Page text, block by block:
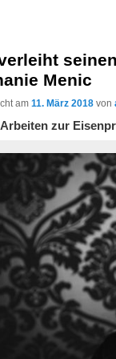
Menic
am11. März 2018 von
zur